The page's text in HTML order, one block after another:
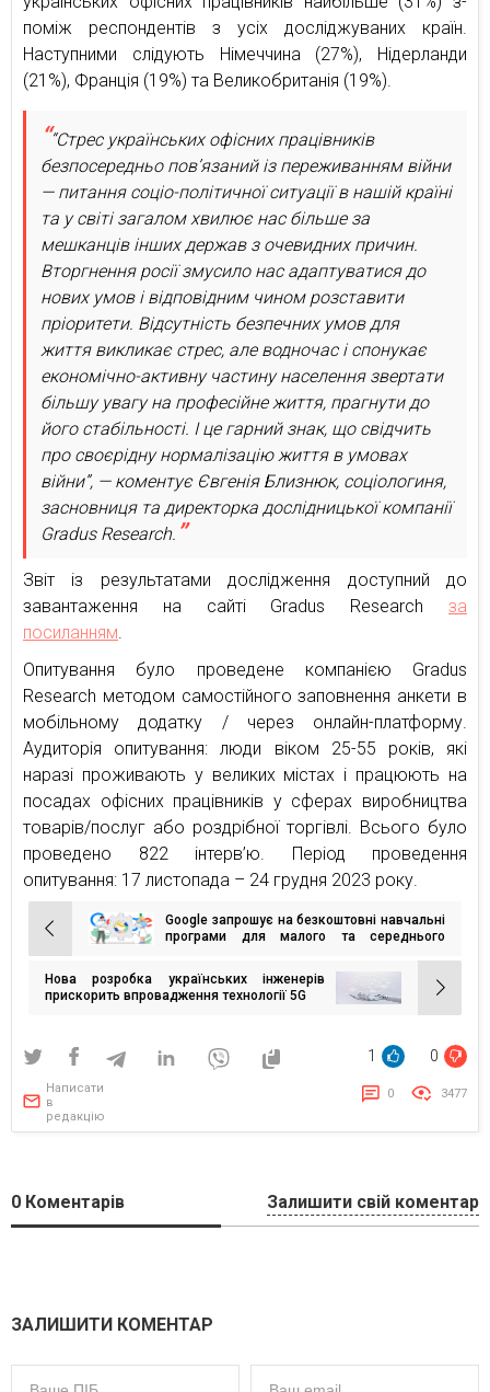
поміж респондентів з усіх досліджуваних країн.
Наступними слідують Німеччина (27%), Нідерланди
(21%), Франція (19%) та Великобританія (19%).
“Стрес українських офісних працівників
безпосередньо пов’язаний із переживанням війни
— питання соціо-політичної ситуації в нашій країні
та у світі загалом хвилює нас більше за
мешканців інших держав з очевидних причин.
Вторгнення росії змусило нас адаптуватися до
нових умов і відповідним чином розставити
пріоритети. Відсутність безпечних умов для
життя викликає стрес, але водночас і спонукає
економічно-активну частину населення звертати
більшу увагу на професійне життя, прагнути до
його стабільності. І це гарний знак, що свідчить
про своєрідну нормалізацію життя в умовах
війни”, — коментує Євгенія Близнюк, соціологиня,
засновниця та директорка дослідницької компанії
Gradus Research.
Звіт із результатами дослідження доступний до
завантаження на сайті Gradus Research за
посиланням.
Опитування було проведене компанією Gradus
Research методом самостійного заповнення анкети в
мобільному додатку / через онлайн-платформу.
Аудиторія опитування: люди віком 25-55 років, які
наразі проживають у великих містах і працюють на
посадах офісних працівників у сферах виробництва
товарів/послуг або роздрібної торгівлі. Всього було
проведено 822 інтерв’ю. Період проведення
опитування: 17 листопада – 24 грудня 2023 року.
Навігація
записів
Google запрошує на безкоштовні навчальні
програми для малого та середнього
Нова розробка українських інженерів
прискорить впровадження технології 5G
1 0
Написати
в
редакцію
0 3477
0 Коментарів Залишити свій коментар
ЗАЛИШИТИ КОМЕНТАР